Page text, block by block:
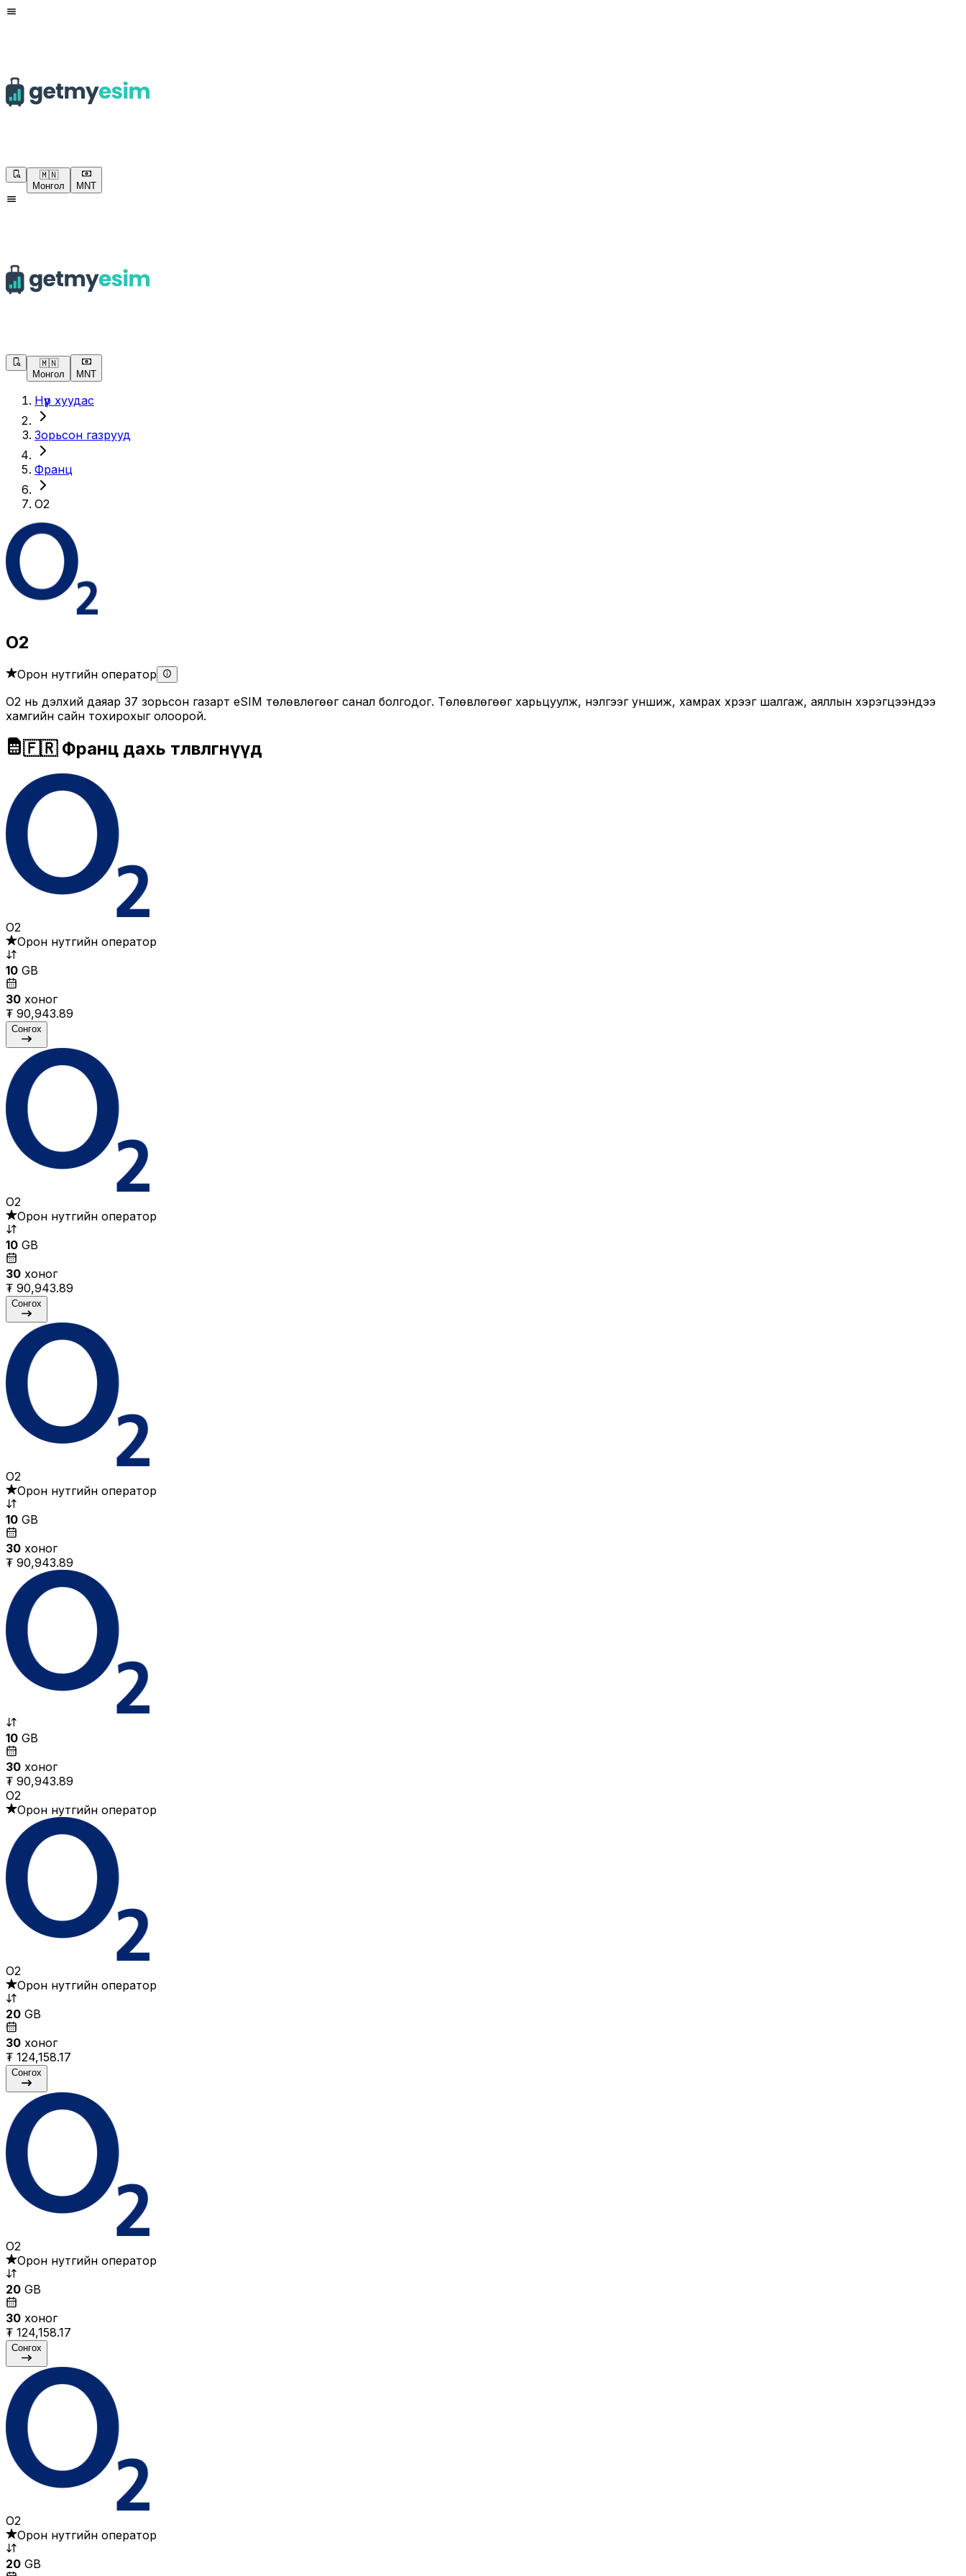
🇲🇳
Монгол
MNT
🇲🇳
Монгол
MNT
Нүүр хуудас
Зорьсон газрууд
Франц
O2
O2
Орон нутгийн оператор
O2 нь дэлхий даяар 37 зорьсон газарт eSIM төлөвлөгөөг санал болгодог. Төлөвлөгөөг харьцуулж, үнэлгээг уншиж, хамрах хүрээг шалгаж, аяллын хэрэгцээндээ
хамгийн сайн тохирохыг олоорой.
🇫🇷 Франц дахь төлөвлөгөөнүүд
O2
Орон нутгийн оператор
10 GB
30 хоног
₮ 90,943.89
Сонгох
O2
Орон нутгийн оператор
10 GB
30 хоног
₮ 90,943.89
Сонгох
O2
Орон нутгийн оператор
10 GB
30 хоног
₮ 90,943.89
10 GB
30 хоног
₮ 90,943.89
O2
Орон нутгийн оператор
O2
Орон нутгийн оператор
20 GB
30 хоног
₮ 124,158.17
Сонгох
O2
Орон нутгийн оператор
20 GB
30 хоног
₮ 124,158.17
Сонгох
O2
Орон нутгийн оператор
20 GB